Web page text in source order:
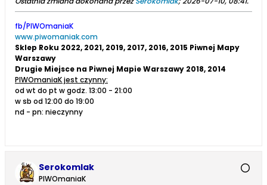
fb/PIWOmaniaK
www.piwomaniak.com
Sklep Roku 2022, 2021, 2019, 2017, 2016, 2015 Piwnej Mapy
Warszawy
Drugie Miejsce na Piwnej Mapie Warszawy 2018, 2014
PIWOmaniaK jest czynny:
od wt do pt w godz. 13:00 - 21:00
w sb od 12:00 do 19:00
nd - pn: nieczynny
Serokomlak
PIWOmaniaK